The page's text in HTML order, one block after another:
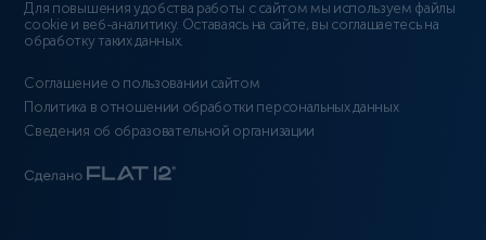
Для повышения удобства работы с сайтом мы используем файлы
cookie и веб-аналитику. Оставаясь на сайте, вы соглашаетесь на
обработку таких данных.
Соглашение о пользовании сайтом
Политика в отношении обработки персональных данных
Сведения об образовательной организации